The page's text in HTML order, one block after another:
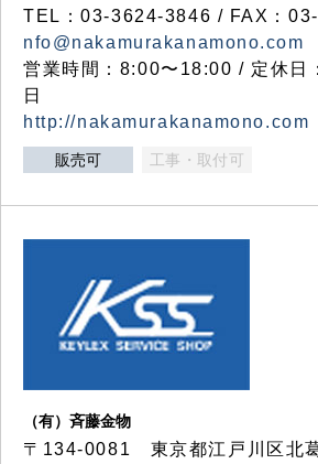
TEL：03-3624-3846 / FAX：
nfo@nakamurakanamono.com
営業時間：8:00〜18:00 / 定休日
日
http://nakamurakanamono.com
販売可 工事・取付可
（有）斉藤金物
〒134-0081 東京都江戸川区北